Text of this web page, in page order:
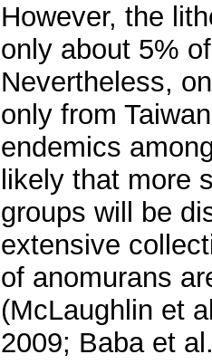
However, the
only about 5%
Nevertheless,
only from
endemics
likely that more
groups will be
extensive
of anomurans
(McLaughlin et
2009; Baba et